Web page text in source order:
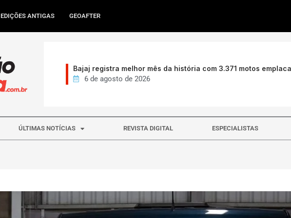
EDIÇÕES ANTIGAS GEOAFTER
Bajaj registra melhor mês da história com 3.371 motos
6 de agosto de 2026
ÚLTIMAS NOTÍCIAS REVISTA DIGITAL ESPECIALISTAS